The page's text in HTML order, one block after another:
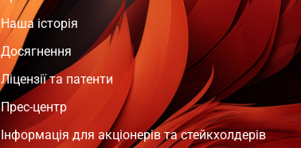
Наша історія
Досягнення
Ліцензії та патенти
Прес-центр
Інформація для акціонерів та стейкхолдерів